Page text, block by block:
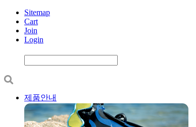
Sitemap
Cart
Join
Login
제품안내